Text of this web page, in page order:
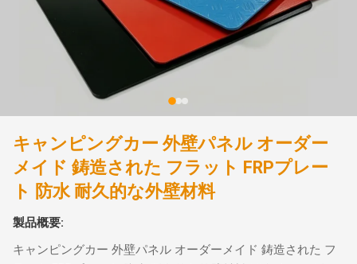
キャンピングカー 外壁パネル オーダー
メイド 鋳造された フラット FRPプレー
ト 防水 耐久的な外壁材料
製品概要:
キャンピングカー 外壁パネル オーダーメイド 鋳造された フ